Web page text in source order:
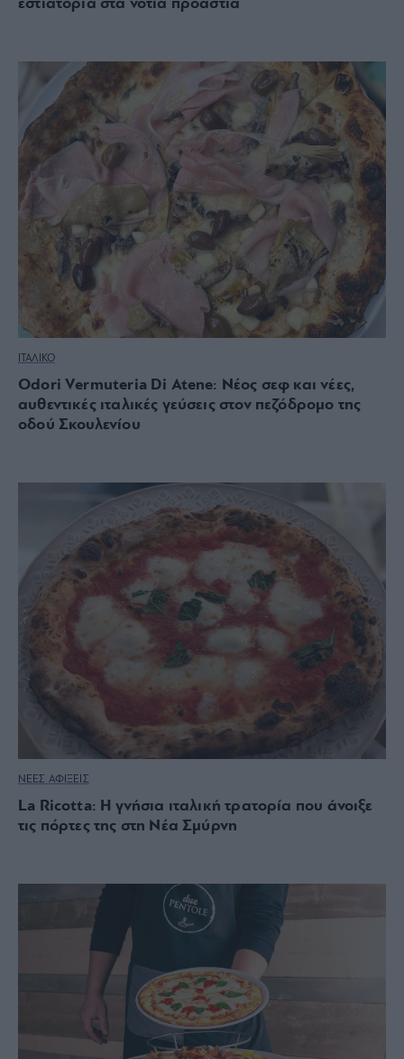
εστιατόρια στα νότια προάστια
ΙΤΑΛΙΚΟ
Odori Vermuteria Di Atene: Νέος σεφ και νέες,
αυθεντικές ιταλικές γεύσεις στον πεζόδρομο της
οδού Σκουλενίου
ΝΕΕΣ ΑΦΙΞΕΙΣ
La Ricotta: Η γνήσια ιταλική τρατορία που άνοιξε
τις πόρτες της στη Νέα Σμύρνη